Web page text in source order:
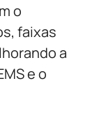
o
faixas
a
e o